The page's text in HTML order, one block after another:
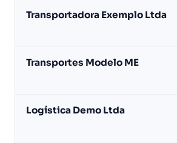
transportadoras
(dados
Transportadora Exemplo Ltda
Transportes Modelo ME
Logística Demo Ltda